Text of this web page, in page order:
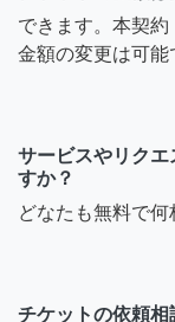
できます。本契約
金額の変更は可能
サービスやリクエ
すか？
どなたも無料で何
チケットの依頼